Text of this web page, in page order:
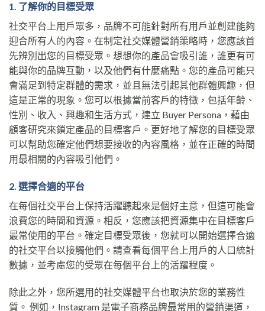
1. 了解你的目標受眾
社交平台上用戶眾多，品牌不可能針對所有用戶並創建能夠
迎合所有人的內容。在制定社交媒體營銷策略時，您應該首
先辨別出您的目標受眾。想想你的產品會吸引誰，誰更有可
能與你的品牌互動，以及他們有什麼痛點。您的產品可能只
會滿足到特定群體的需求，並且無法引起其他群體興趣，但
這是正常的現象。您可以根據當前客戶的特徵，包括年齡、
性別、收入、興趣和生活方式，建立 Buyer Persona，藉由
顧客研究來鎖定產品的目標客戶。更好地了解您的目標受眾
可以幫助您確定他們想要接收的內容風格，並在正確的時間
用最相關的內容吸引他們。
2. 選擇合適的平台
在每個社交平台上保持活躍聽起來是個好主意，但這可能會
浪費您的時間和資源。相反，您應該把資源集中在目標客戶
最常使用的平台。確定目標受眾後，您就可以開始選擇合適
的社交平台以接觸他們。請查看每個平台上用戶的人口統計
數據，並考慮您的受眾在每個平台上的活躍程度。
除此之外，您所選用的社交媒體平台也取決於您的業務性
質。 例如，Instagram 是電子商務品牌最常用的營銷渠道，